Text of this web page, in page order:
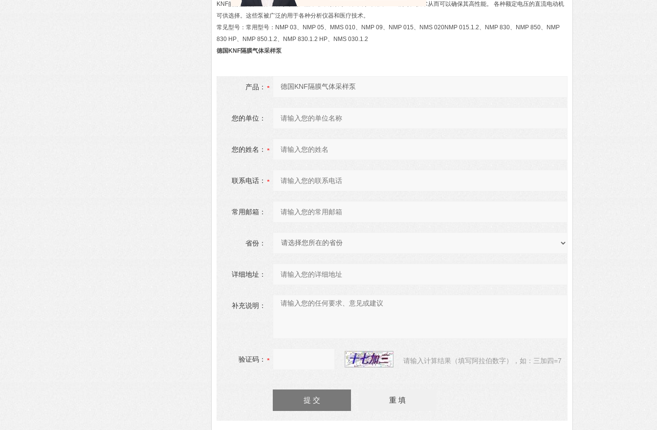
KNF的微型隔膜气体采样泵系列产品，非常紧凑小巧。由于采用了KNF的专力技术从而可以确保其高性能。 各种额定电压的直流电动机
可供选择。这些泵被广泛的用于各种分析仪器和医疗技术。
常见型号：常用型号：NMP 03、NMP 05、MMS 010、NMP 09、NMP 015、NMS 020NMP 015.1.2、NMP 830、NMP 850、NMP
830 HP、NMP 850.1.2、NMP 830.1.2 HP、NMS 030.1.2
德国KNF隔膜气体采样泵
产品：
您的单位：
您的姓名：
联系电话：
常用邮箱：
省份：
详细地址：
补充说明：
验证码： 请输入计算结果（填写阿拉伯数字），如：三加四=7